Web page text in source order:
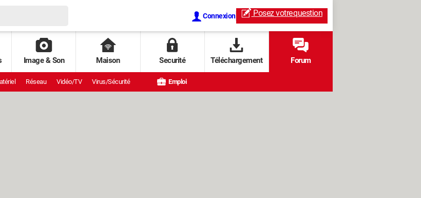
Connexion Posez votrequestion
Image & Son Maison Securité Téléchargement Forum
Réseau Vidéo/TV Virus/Sécurité Emploi